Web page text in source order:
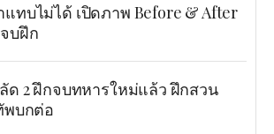
แทบไม่ได้ เปิดภาพ Before & After
บฝึก
2 ฝึกจบทหารใหม่แล้ว ฝึกสวน
พบกต่อ